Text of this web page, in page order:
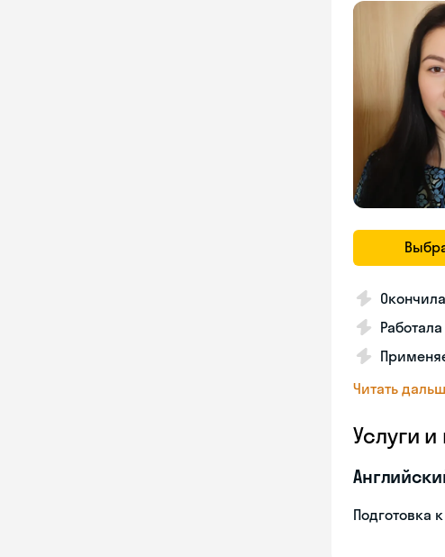
Читать
Услуги
Подготовка к